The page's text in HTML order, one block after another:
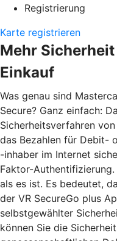
Registrierung
Karte registrieren
Mehr
Einkauf
Was genau sind
Secure? Ganz einfach:
Sicherheitsverfahren
das Bezahlen für Debit-
-inhaber im Internet
Faktor-
als es ist. Es bedeutet,
der VR SecureGo plus
selbstgewählter
können Sie die